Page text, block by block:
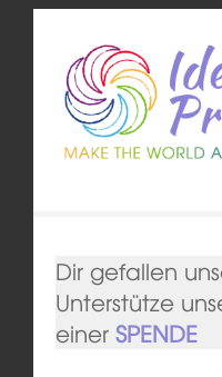
Dir gefallen
Unterstütze
einer SPENDE